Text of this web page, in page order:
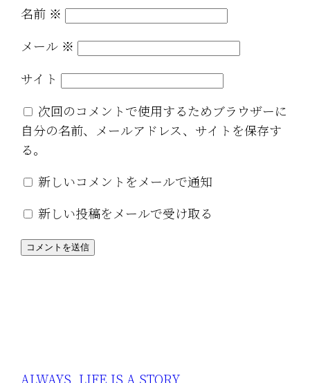
名前 ※
メール ※
サイト
次回のコメントで使用するためブラウザーに
自分の名前、メールアドレス、サイトを保存す
る。
新しいコメントをメールで通知
新しい投稿をメールで受け取る
ALWAYS, LIFE IS A STORY